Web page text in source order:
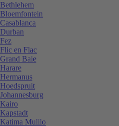
Bethlehem
Bloemfontein
Casablanca
Durban
Fez
Flic en Flac
Grand Baie
Harare
Hermanus
Hoedspruit
Johannesburg
Kairo
Kapstadt
Katima Mulilo